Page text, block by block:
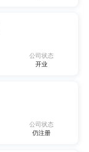
公司状态
开业
公司状态
仍注册